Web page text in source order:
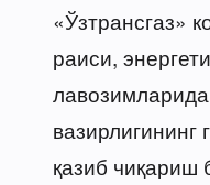
«Ўзтрансгаз»
раиси,
вазирлигининг
қазиб